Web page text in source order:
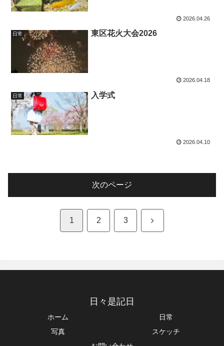
2026.04.26
日常 東区花火大会2026
2026.04.18
日常 入学式
2026.04.10
次のページ
1 2 3 次
日々是記日
ホーム
日常
写真
スケッチ